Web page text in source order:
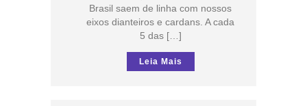
Brasil saem de linha com nossos
eixos dianteiros e cardans. A cada
5 das […]
Leia Mais